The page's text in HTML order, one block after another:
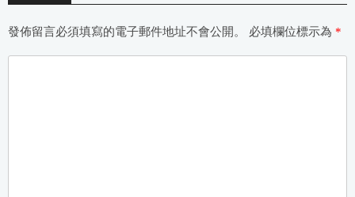
發佈留言必須填寫的電子郵件地址不會公開。 必填欄位標示為 *